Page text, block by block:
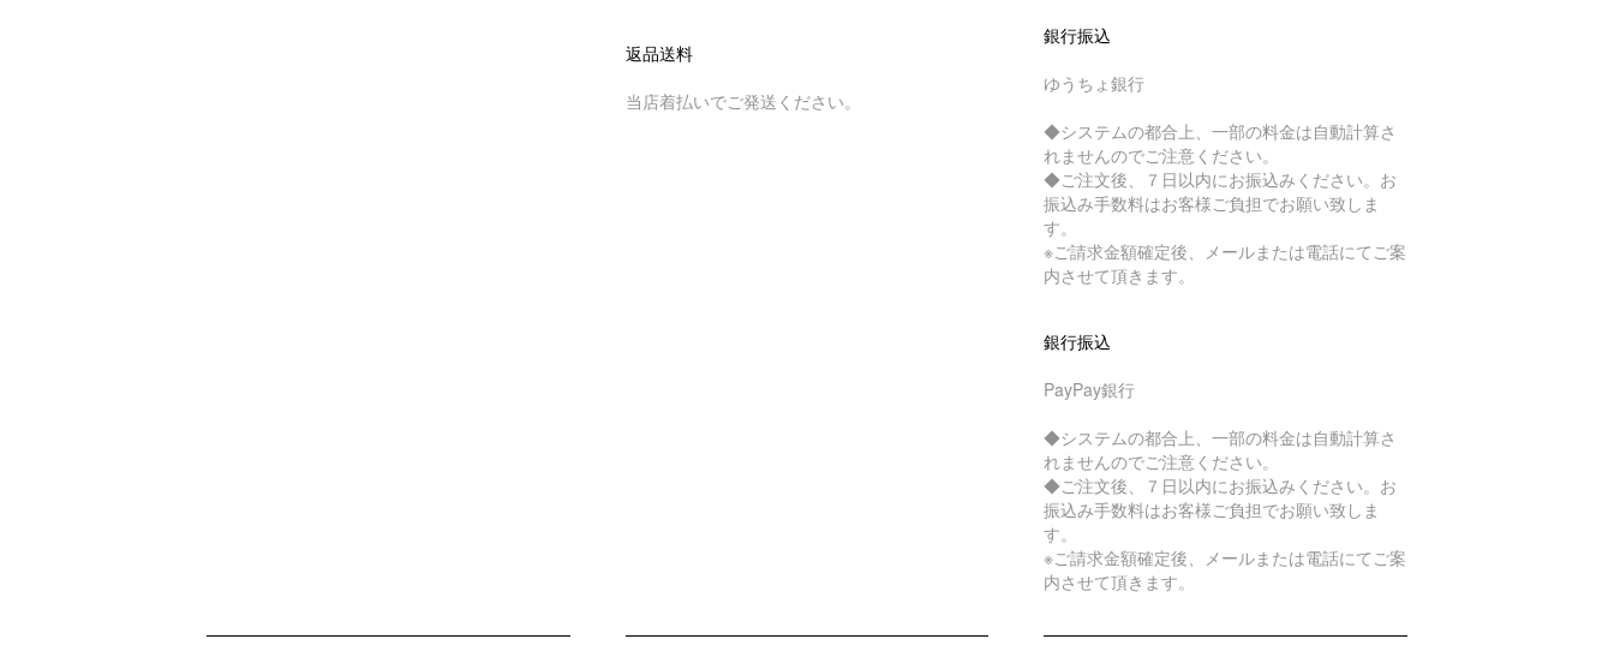
返品送料
当店着払いでご発送ください。
銀行振込
ゆうちょ銀行
◆システムの都合上、一部の料金は自動計算さ
れませんのでご注意ください。
◆ご注文後、７日以内にお振込みください。お
振込み手数料はお客様ご負担でお願い致しま
す。
※ご請求金額確定後、メールまたは電話にてご案
内させて頂きます。
銀行振込
PayPay銀行
◆システムの都合上、一部の料金は自動計算さ
れませんのでご注意ください。
◆ご注文後、７日以内にお振込みください。お
振込み手数料はお客様ご負担でお願い致しま
す。
※ご請求金額確定後、メールまたは電話にてご案
内させて頂きます。